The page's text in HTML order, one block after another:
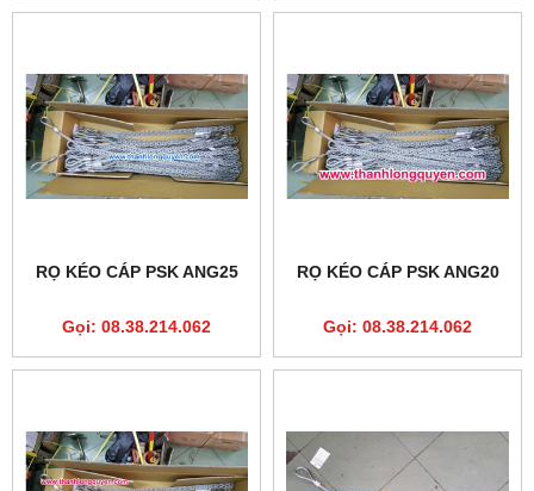
RỌ KÉO CÁP PSK ANG25
Gọi: 08.38.214.062
RỌ KÉO CÁP PSK ANG20
Gọi: 08.38.214.062